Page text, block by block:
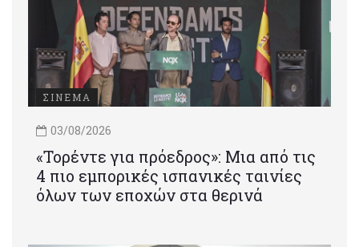
ΣΙΝΕΜΑ
03/08/2026
«Τορέντε για πρόεδρος»: Mια από τις
4 πιο εμπορικές ισπανικές ταινίες
όλων των εποχών στα θερινά